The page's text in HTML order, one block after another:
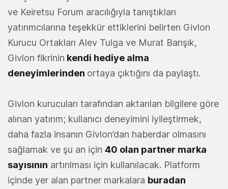
ve Keiretsu Forum aracılığıyla tanıştıkları
yatırımcılarına teşekkür ettiklerini belirten Givlon
Kurucu Ortakları Alev Tulga ve Murat Barışık,
Givlon fikrinin kendi hediye alma
deneyimlerinden ortaya çıktığını da paylaştı.
Givlon kurucuları tarafından aktarılan bilgilere göre
alınan yatırım; kullanıcı deneyimini iyileştirmek,
daha fazla insanın Givlon’dan haberdar olmasını
sağlamak ve şu an için 40 olan partner marka
sayısının artırılması için kullanılacak. Platform
içinde yer alan partner markalara buradan